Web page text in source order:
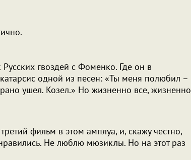
гвоздей с Фоменко. Где он в
одной из песен: «Ты меня полюбил –
ушел. Козел.» Но жизненно все, жизненно
фильм в этом амплуа, и, скажу честно,
Не люблю мюзиклы. Но на этот раз